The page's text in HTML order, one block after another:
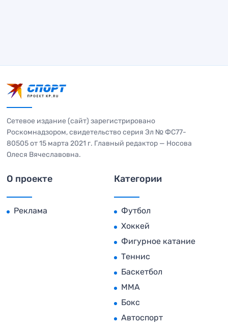
Сетевое издание (сайт) зарегистрировано
Роскомнадзором, свидетельство серия Эл № ФС77-
80505 от 15 марта 2021 г. Главный редактор — Носова
Олеся Вячеславовна.
О проекте
Реклама
Категории
Футбол
Хоккей
Фигурное катание
Теннис
Баскетбол
MMA
Бокс
Автоспорт